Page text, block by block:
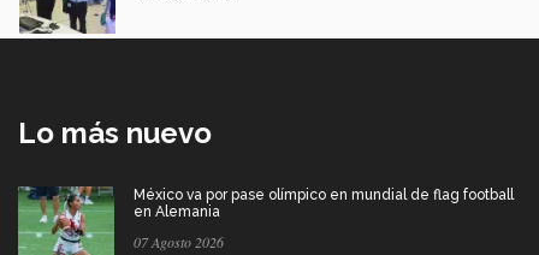
Lo más nuevo
México va por pase olímpico en mundial de flag football
en Alemania
07 Agosto 2026